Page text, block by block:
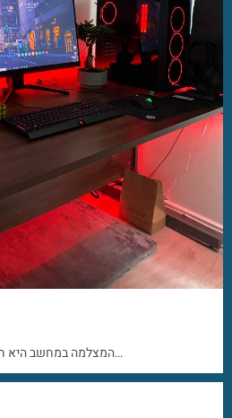
המצלמה במחשב היא חלק חשוב מאוד במקבוק ומוטב…